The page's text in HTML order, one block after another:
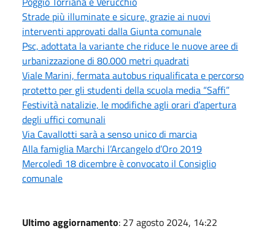
Strade più illuminate e sicure, grazie ai nuovi
interventi approvati dalla Giunta comunale
Psc, adottata la variante che riduce le nuove aree di
urbanizzazione di 80.000 metri quadrati
Viale Marini, fermata autobus riqualificata e percorso
protetto per gli studenti della scuola media “Saffi”
Festività natalizie, le modifiche agli orari d’apertura
degli uffici comunali
Via Cavallotti sarà a senso unico di marcia
Alla famiglia Marchi l’Arcangelo d’Oro 2019
Mercoledì 18 dicembre è convocato il Consiglio
comunale
Ultimo aggiornamento: 27 agosto 2024, 14:22